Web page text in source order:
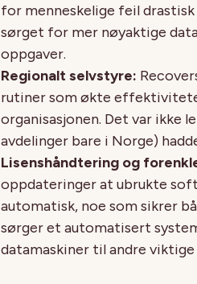
for menneskelige feil
sørget for mer nøyaktige
oppgaver.
Regionalt selvstyre:
rutiner som økte
organisasjonen. Det var ikke
avdelinger bare i Norge)
Lisenshåndtering og
oppdateringer at ubrukte
automatisk, noe som sikrer
sørger et automatisert
datamaskiner til andre